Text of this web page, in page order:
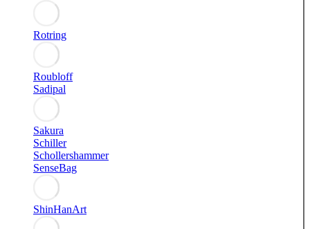
Rotring
Roubloff
Sadipal
Sakura
Schiller
Schollershammer
SenseBag
ShinHanArt